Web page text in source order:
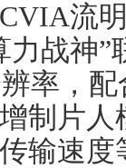
流
战神”
率，
制片
输速